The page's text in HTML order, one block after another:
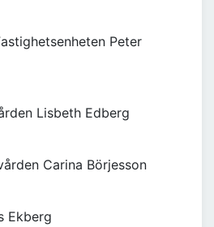
Peter
Lisbeth Edberg
Carina Börjesson
Ekberg